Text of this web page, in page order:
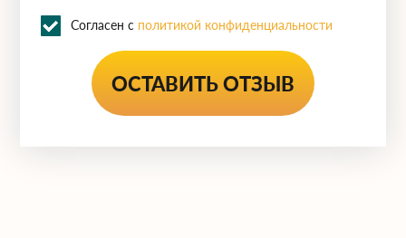
Согласен с политикой конфиденциальности